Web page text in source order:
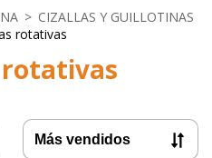
> CIZALLAS Y GUILLOTINAS
rotativas
rotativas